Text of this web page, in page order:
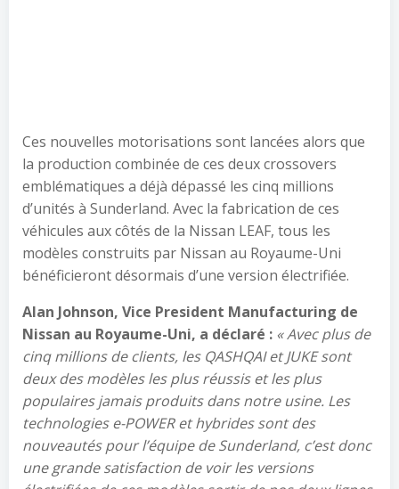
Ces nouvelles motorisations sont lancées alors que
la production combinée de ces deux crossovers
emblématiques a déjà dépassé les cinq millions
d’unités à Sunderland. Avec la fabrication de ces
véhicules aux côtés de la Nissan LEAF, tous les
modèles construits par Nissan au Royaume-Uni
bénéficieront désormais d’une version électrifiée.
Alan Johnson, Vice President Manufacturing de
Nissan au Royaume-Uni, a déclaré : « Avec plus de
cinq millions de clients, les QASHQAI et JUKE sont
deux des modèles les plus réussis et les plus
populaires jamais produits dans notre usine. Les
technologies e-POWER et hybrides sont des
nouveautés pour l’équipe de Sunderland, c’est donc
une grande satisfaction de voir les versions